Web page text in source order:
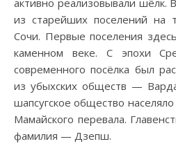
активно реализовывали шёлк.
из старейших поселений на
Сочи. Первые поселения
каменном веке. С эпохи
современного посёлка был
из убыхских обществ —
шапсугское общество
Мамайского перевала.
фамилия — Дзепш.